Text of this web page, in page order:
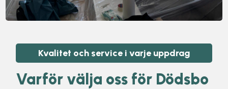
Kvalitet och service i varje uppdrag
Varför välja oss för Dödsbo